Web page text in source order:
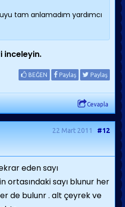
tam anlamadım yardımcı
inceleyin.
BEĞEN Paylaş Paylaş
Cevapla
22 Mart 2011 #12
eden sayı
ortasındaki sayı blunur her
de bulunr . alt çeyrek ve